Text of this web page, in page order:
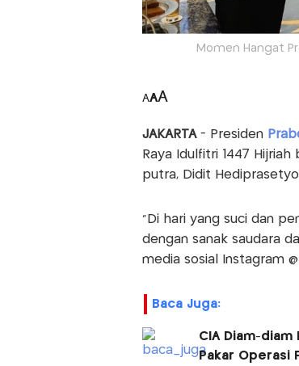
Momen Hangat
AAA
JAKARTA- Presiden
Raya Idulfitri 1447
putra, Didit
"Di hari yang suci dan
dengan sanak saudara
media sosial Instagram
Baca Juga:
CIA Diam-
Pakar Operasi